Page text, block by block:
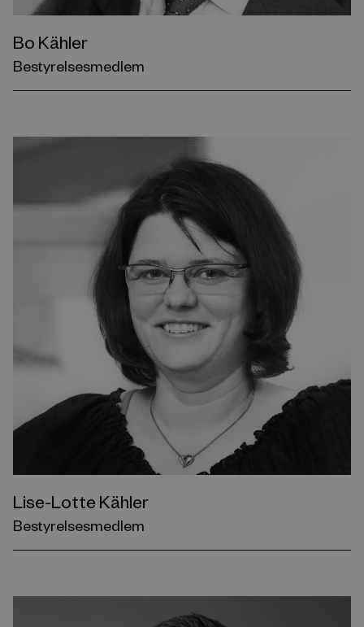
Bo Kähler
Bestyrelsesmedlem
Lise-Lotte Kähler
Bestyrelsesmedlem